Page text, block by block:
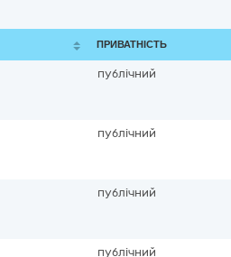
ПРИВАТНІСТЬ
публічний
публічний
публічний
публічний